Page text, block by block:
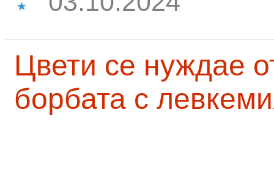
Цвети се нуждае
борбата с